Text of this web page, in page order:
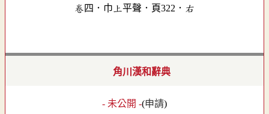
卷四．巾上平聲．頁322．右
角川漢和辭典
- 未公開 -(申請)